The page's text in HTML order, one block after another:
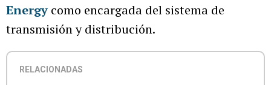
Energy como encargada del sistema de
transmisión y distribución.
RELACIONADAS